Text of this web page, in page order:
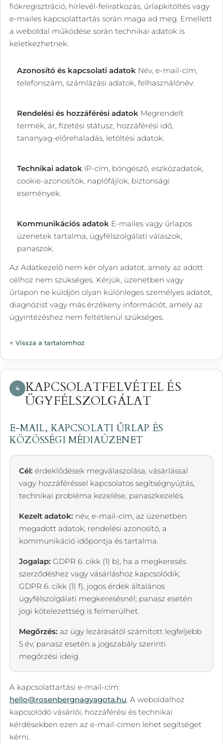
fiókregisztráció, hírlevél-feliratkozás, űrlapkitöltés vagy
e-mailes kapcsolattartás során maga ad meg. Emellett
a weboldal működése során technikai adatok is
keletkezhetnek.
Azonosító és kapcsolati adatok Név, e-mail-cím,
telefonszám, számlázási adatok, felhasználónév.
Rendelési és hozzáférési adatok Megrendelt
termék, ár, fizetési státusz, hozzáférési idő,
tananyag-előrehaladás, letöltési adatok.
Technikai adatok IP-cím, böngésző, eszközadatok,
cookie-azonosítók, naplófájlok, biztonsági
események.
Kommunikációs adatok E-mailes vagy űrlapos
üzenetek tartalma, ügyfélszolgálati válaszok,
panaszok.
Az Adatkezelő nem kér olyan adatot, amely az adott
célhoz nem szükséges. Kérjük, üzenetben vagy
űrlapon ne küldjön olyan különleges személyes adatot,
diagnózist vagy más érzékeny információt, amely az
ügyintézéshez nem feltétlenül szükséges.
↑ Vissza a tartalomhoz
4
KAPCSOLATFELVÉTEL ÉS
ÜGYFÉLSZOLGÁLAT
E-MAIL, KAPCSOLATI ŰRLAP ÉS
KÖZÖSSÉGI MÉDIAÜZENET
Cél: érdeklődések megválaszolása, vásárlással
vagy hozzáféréssel kapcsolatos segítségnyújtás,
technikai probléma kezelése, panaszkezelés.
Kezelt adatok: név, e-mail-cím, az üzenetben
megadott adatok, rendelési azonosító, a
kommunikáció időpontja és tartalma.
Jogalap: GDPR 6. cikk (1) b), ha a megkeresés
szerződéshez vagy vásárláshoz kapcsolódik;
GDPR 6. cikk (1) f), jogos érdek általános
ügyfélszolgálati megkeresésnél; panasz esetén
jogi kötelezettség is felmerülhet.
Megőrzés: az ügy lezárásától számított legfeljebb
5 év, panasz esetén a jogszabály szerinti
megőrzési ideig.
A kapcsolattartási e-mail-cím:
hello@rosenbergnagyagota.hu. A weboldalhoz
kapcsolódó vásárlói, hozzáférési és technikai
kérdésekben ezen az e-mail-címen lehet segítséget
kérni.